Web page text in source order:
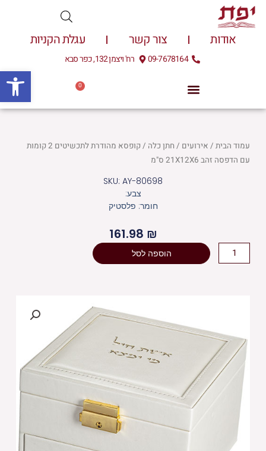
דילוג
לתוכן
אודות צור קשר עגלת הקניות
09-7678164 רח' ויצמן 132, כפר סבא
0
עגלת
עמוד הבית/ אירועים / חתן כלה
/ קופסא מהודרת לתכשיטים 2 קומות
עם הדפסה זהב 21X12X6 ס"מ
SKU: AY-80698
צבע:
חומר: פלסטיק
161.98 ₪
כמות
של
קומות
עם
הדפסה
זהב
21X12X6
ס"מ
הוספה לסל